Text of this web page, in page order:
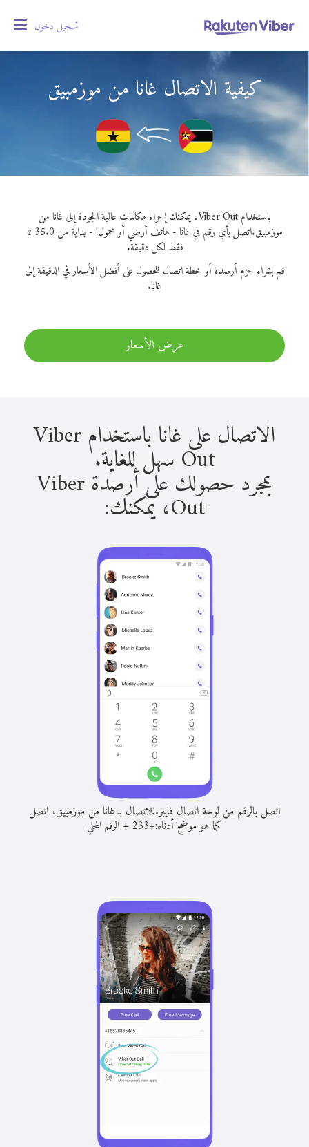
تسجيل دخول
كيفية الاتصال غانا من موزمبيق
باستخدام Viber Out، يمكنك إجراء مكالمات عالية الجودة إلى غانا من
موزمبيق.
اتصل بأي رقم في غانا - هاتف أرضي أو محمول! - بداية من 35.0 ¢
فقط لكل دقيقة.
قم بشراء حزم أرصدة أو خطة اتصال للحصول على أفضل الأسعار في الدقيقة إلى
غانا.
عرض الأسعار
الاتصال على غانا باستخدام Viber
Out سهل للغاية.
بمجرد حصولك على أرصدة Viber
Out، يمكنك:
اتصل بالرقم من لوحة اتصال فايبر.للاتصال بـ غانا من موزمبيق، اتصل
كما هو موضح أدناه:+
233
+الرقم المحلي